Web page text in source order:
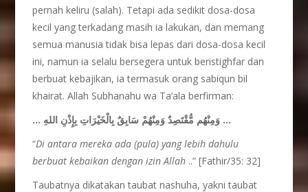
pernah keliru (salah). Tetapi ada sedikit dosa-dosa
kecil yang terkadang masih ia lakukan, dan memang
semua manusia tidak bisa lepas dari dosa-dosa kecil
ini, namun ia selalu bersegera untuk beristighfar dan
berbuat kebajikan, ia termasuk orang sabiqun bil
khairat. Allah Subhanahu wa Ta’ala berfirman:
… وَمِنْهُم مُّقْتَصِدٌ وَمِنْهُمْ سَابِقٌ بِالْخَيْرَاتِ بِإِذْنِ اللهِ …
“Di antara mereka ada (pula) yang lebih dahulu
berbuat kebaikan dengan izin Allah ..” [Fathir/35: 32]
Taubatnya dikatakan taubat nashuha, yakni taubat